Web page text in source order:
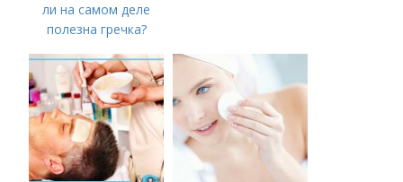
ли на самом деле
полезна гречка?